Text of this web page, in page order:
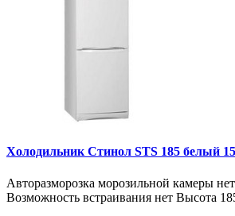
Холодильник Стинол STS 185 белый
Авторазморозка морозильной камеры
Возможность встраивания нет Высота